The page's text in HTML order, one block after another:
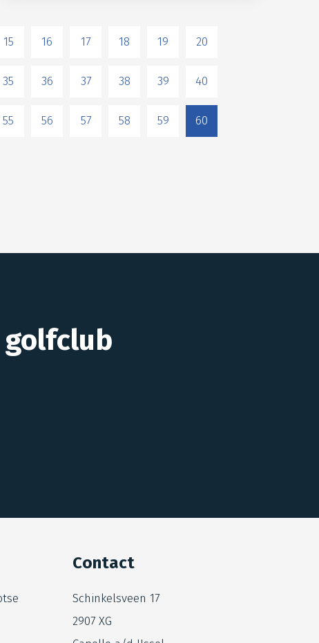
15 16 17 18 19 20
35 36 37 38 39 40
55 56 57 58 59 60
Contact
Schinkelsveen 17
2907 XG